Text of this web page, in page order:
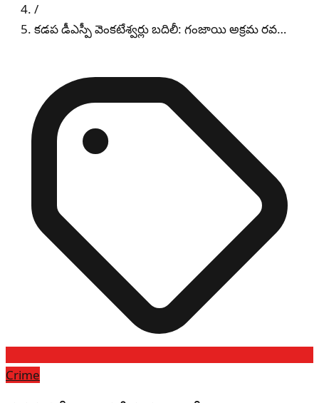
/
కడప డీఎస్పీ వెంకటేశ్వర్లు బదిలీ: గంజాయి అక్రమ రవ…
Crime